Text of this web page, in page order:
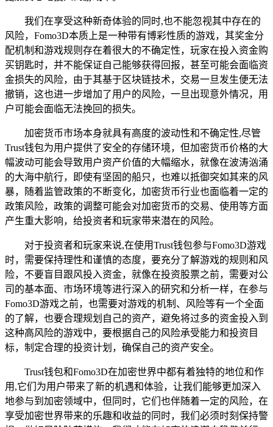
我们在享受这种新奇体验的同时,也不能忽视其中存在的
风险，Fomo3D本质上是一种带有博彩性质的游戏，其奖金分
配机制和游戏规则存在着很大的不确定性，玩家在投入资金购
买钥匙时，并不能保证自己能够获得回报，甚至可能会面临资
金损失的风险，由于其基于区块链技术，交易一旦发生便无法
撤销，这也进一步增加了用户的风险，一旦出现意外情况，用
户可能会面临无法挽回的损失。
加密货币市场本身就具有高度的波动性和不确定性,尽管
Trust钱包为用户提供了安全的存储环境，但加密货币价格的大
幅波动可能会导致用户资产价值的大幅缩水，就像在波涛汹涌
的大海中航行，即使有坚固的船只，也难以抵御突如其来的风
暴，随着监管政策的不断变化，加密货币行业也面临着一定的
政策风险，政策的调整可能会对加密货币的交易、使用等方面
产生重大影响，给投资者和玩家带来潜在的风险。
对于投资者和玩家来说,在使用Trust钱包参与Fomo3D游戏
时，需要保持理性和谨慎的态度，要充分了解游戏的规则和风
险，不要盲目跟风投入资金，就像在投资股票之前，需要对公
司的基本面、市场环境等进行深入的研究和分析一样，在参与
Fomo3D游戏之前，也需要对游戏的机制、风险等有一个全面
的了解，也要合理规划自己的资产，避免将过多的资金投入到
这种高风险的游戏中，要根据自己的风险承受能力和投资目
标，制定合理的投资计划，确保自己的资产安全。
Trust钱包和Fomo3D在加密世界中都有着独特的地位和作
用,它们为用户带来了新的机遇和体验，让我们能够更加深入
地参与到加密领域中，但同时，它们也伴随着一定的风险，在
享受加密世界带来的乐趣和收益的同时，我们必须时刻保持警